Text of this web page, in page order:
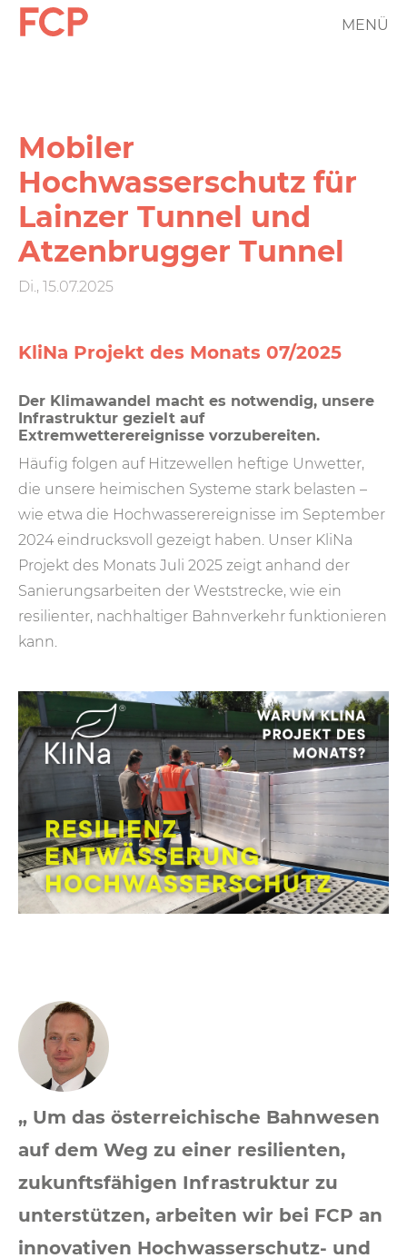
Direkt
zumFCP
Logo
MENÜ
Mobiler
Hochwasserschutz für
Lainzer Tunnel und
Atzenbrugger Tunnel
Di., 15.07.2025
KliNa Projekt des Monats 07/2025
Der Klimawandel macht es notwendig, unsere
Infrastruktur gezielt auf
Extremwetterereignisse vorzubereiten.
Häufig folgen auf Hitzewellen heftige Unwetter,
die unsere heimischen Systeme stark belasten –
wie etwa die Hochwasserereignisse im September
2024 eindrucksvoll gezeigt haben. Unser KliNa
Projekt des Monats Juli 2025 zeigt anhand der
Sanierungsarbeiten der Weststrecke, wie ein
resilienter, nachhaltiger Bahnverkehr funktionieren
kann.
„ Um das österreichische Bahnwesen
auf dem Weg zu einer resilienten,
zukunftsfähigen Infrastruktur zu
unterstützen, arbeiten wir bei FCP an
innovativen Hochwasserschutz- und